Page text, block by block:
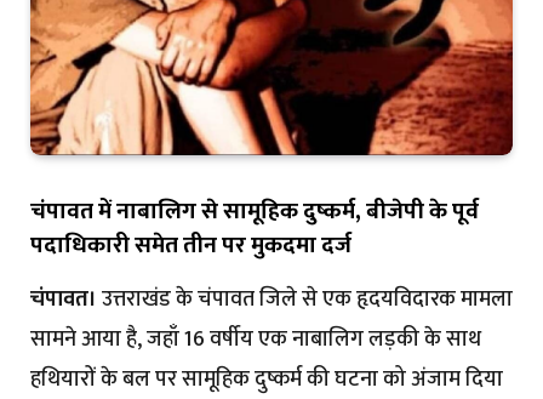
चंपावत में नाबालिग से सामूहिक दुष्कर्म, बीजेपी के पूर्व
पदाधिकारी समेत तीन पर मुकदमा दर्ज
चंपावत। उत्तराखंड के चंपावत जिले से एक हृदयविदारक मामला
सामने आया है, जहाँ 16 वर्षीय एक नाबालिग लड़की के साथ
हथियारों के बल पर सामूहिक दुष्कर्म की घटना को अंजाम दिया